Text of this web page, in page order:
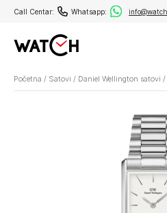
Call Centar: Whatsapp:
Početna / Satovi / Daniel Wellington satovi /